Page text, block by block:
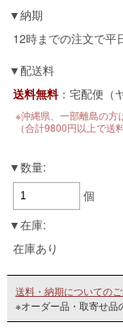
LINEのアカウント
納期
12時までの注文で平
配送料
送料無料：宅配便（
※沖縄県、一部離島の方
（合計9800円以上で送
数量:
個
在庫:
在庫あり
送料・納期についての
※オーダー品・取寄せ品